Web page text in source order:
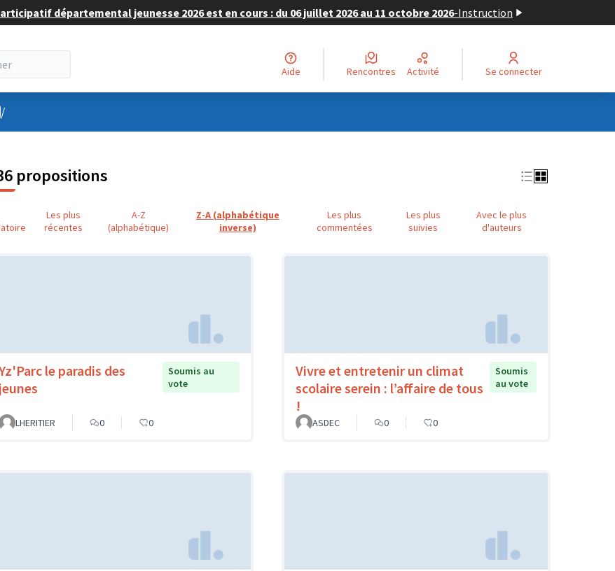
départemental jeunesse 2026 est en cours : du 06 juillet 2026 au 11 octobre 2026-Instruction
Aide Rencontres Activité Se connecter
utilisateur
/
propositions
Les plus
récentes
A-Z
(alphabétique)
Z-A (alphabétique
inverse)
Les plus
commentées
Les plus
suivies
Avec le plus
d'auteurs
le paradis des
jeunes
Soumis au
vote
LHERITIER 0 0
Vivre et entretenir un climat
scolaire serein : l’affaire de tous
!
Soumis
au vote
ASDEC 0 0